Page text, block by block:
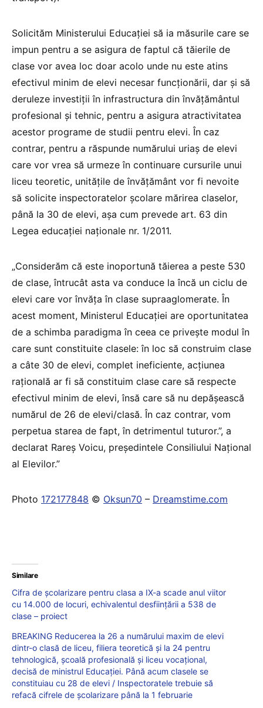
Solicităm Ministerului Educației să ia măsurile care se
impun pentru a se asigura de faptul că tăierile de
clase vor avea loc doar acolo unde nu este atins
efectivul minim de elevi necesar funcționării, dar și să
deruleze investiții în infrastructura din învățământul
profesional și tehnic, pentru a asigura atractivitatea
acestor programe de studii pentru elevi. În caz
contrar, pentru a răspunde numărului uriaș de elevi
care vor vrea să urmeze în continuare cursurile unui
liceu teoretic, unitățile de învățământ vor fi nevoite
să solicite inspectoratelor școlare mărirea claselor,
până la 30 de elevi, așa cum prevede art. 63 din
Legea educației naționale nr. 1/2011.
„Considerăm că este inoportună tăierea a peste 530
de clase, întrucât asta va conduce la încă un ciclu de
elevi care vor învăța în clase supraaglomerate. În
acest moment, Ministerul Educației are oportunitatea
de a schimba paradigma în ceea ce privește modul în
care sunt constituite clasele: în loc să construim clase
a câte 30 de elevi, complet ineficiente, acțiunea
rațională ar fi să constituim clase care să respecte
efectivul minim de elevi, însă care să nu depășească
numărul de 26 de elevi/clasă. În caz contrar, vom
perpetua starea de fapt, în detrimentul tuturor.”, a
declarat Rareș Voicu, președintele Consiliului Național
al Elevilor.”
Photo 172177848 © Oksun70 – Dreamstime.com
Similare
Cifra de școlarizare pentru clasa a IX-a scade anul viitor
cu 14.000 de locuri, echivalentul desființării a 538 de
clase – proiect
BREAKING Reducerea la 26 a numărului maxim de elevi
dintr-o clasă de liceu, filiera teoretică și la 24 pentru
tehnologică, școală profesională și liceu vocațional,
decisă de ministrul Educației. Până acum clasele se
constituiau cu 28 de elevi / Inspectoratele trebuie să
refacă cifrele de școlarizare până la 1 februarie